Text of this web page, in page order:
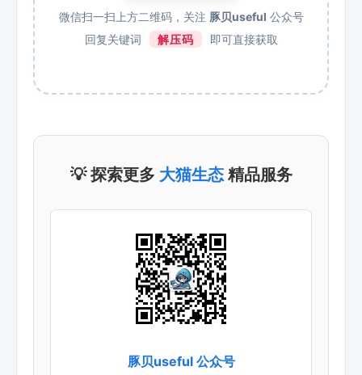
微信扫一扫上方二维码，关注 豚贝useful 公众号
回复关键词
解压码 即可直接获取
💡 探索更多 大猫生态精品服务
豚贝useful 公众号